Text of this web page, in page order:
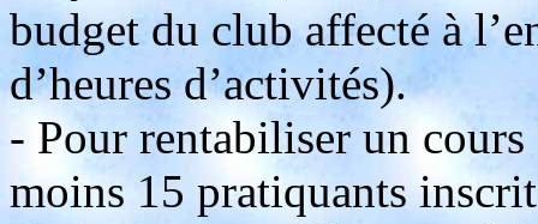
budget du club affecté à
d’heures d’activités).
- Pour rentabiliser un
moins 15 pratiquants